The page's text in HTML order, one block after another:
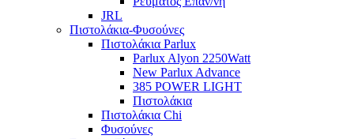
JRL
Πιστολάκια-Φυσούνες
Πιστολάκια Parlux
Parlux Alyon 2250Watt
New Parlux Advance
385 POWER LIGHT
Πιστολάκια
Πιστολάκια Chi
Φυσούνες